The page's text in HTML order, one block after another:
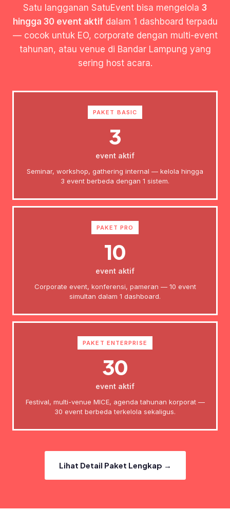
Satu langganan SatuEvent bisa mengelola 3
hingga 30 event aktifdalam 1 dashboard terpadu
— cocok untuk EO, corporate dengan multi-event
tahunan, atau venue di Bandar Lampung yang
sering host acara.
PAKET BASIC
3
event aktif
Seminar, workshop, gathering internal — kelola hingga
3 event berbeda dengan 1 sistem.
PAKET PRO
10
event aktif
Corporate event, konferensi, pameran — 10 event
simultan dalam 1 dashboard.
PAKET ENTERPRISE
30
event aktif
Festival, multi-venue MICE, agenda tahunan korporat —
30 event berbeda terkelola sekaligus.
Lihat Detail Paket Lengkap →